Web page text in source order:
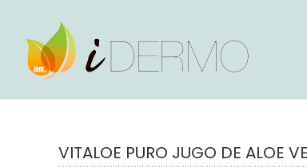
VITALOE PURO JUGO DE ALOE